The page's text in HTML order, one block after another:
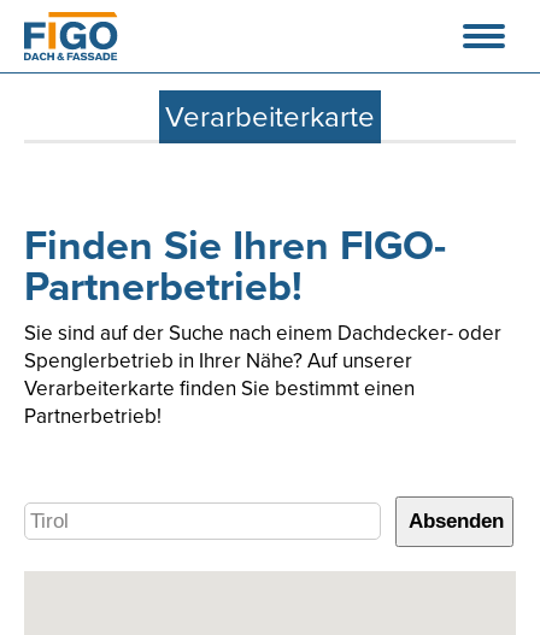
Verarbeiterkarte
Finden Sie Ihren FIGO-
Partnerbetrieb!
Sie sind auf der Suche nach einem Dachdecker- oder
Spenglerbetrieb in Ihrer Nähe? Auf unserer
Verarbeiterkarte finden Sie bestimmt einen
Partnerbetrieb!
Absenden